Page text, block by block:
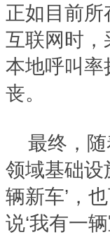
正如目前
互联网时，
本地呼叫率
丧。
最终，
领域基础设
辆新车’，
说‘我有一